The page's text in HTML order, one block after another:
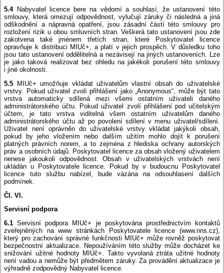
5.4Nabyvatel licence bere na vědomí a souhlasí, že ustanovení této
smlouvy, která omezují odpovědnost, vylučují záruky či následná a jiná
odškodnění a nápravná opatření, jsou zásadní částí této smlouvy pro
rozložení rizik u obou smluvních stran. Veškerá tato ustanovení jsou zde
zakotvena také jménem třetích stran, které Poskytovatel licence
opravňuje k distribuci MIUč+, a platí v jejich prospěch. V důsledku toho
jsou tato ustanovení oddělitelná a nezávisejí na jiných ustanoveních. Lze
je jako taková realizovat bez ohledu na jakékoli porušení této smlouvy
i jiné okolnosti.
5.5 MIUč+ umožňuje vkládat uživatelům vlastní obsah do uživatelské
vrstvy. Pokud uživatel zvolí přihlášení jako „Anonymous“, může být tato
vrstva automaticky sdílená mezi všemi ostatním uživateli daného
administrátorského účtu. Pokud uživatel zvolí přihlášení pod učitelským
účtem, je tato vrstva viditelná všem ostatním uživatelům daného
administrátorského účtu až po povolení sdílení v menu uživatel/sdílení.
Uživatel není oprávněn do uživatelské vrstvy vkládat jakýkoli obsah,
pokud by jeho vložením nebo dalším užitím mohlo dojít k porušení
platných právních norem, a to zejména z hlediska ochrany autorských
práv a osobních údajů. Poskytovatel licence za obsah vložený uživatelem
nenese jakoukoli odpovědnost. Obsah v uživatelských vrstvách není
ukládán u Poskytovatele licence. Pokud by v budoucnu Poskytovatel
licence tuto službu nabízel, bude vázána na odsouhlasení dalších
podmínek.
Čl. VI.
Servisní podpora
6.1 Servisní podpora MIUč+ je poskytována prostřednictvím kontaktů
zveřejněných na www stránkách Poskytovatele licence (www.nns.cz),
který pro zachování správné funkčnosti MIUč+ může rovněž poskytovat
bezpečnostní aktualizace. Nepoužíváním této služby může docházet ke
snižování užitné hodnoty MIUč+. Takto vyvolaná ztráta užitné hodnoty
není vadou a nemůže být předmětem záruky. Za provádění aktualizace je
výhradně zodpovědný Nabyvatel licence.